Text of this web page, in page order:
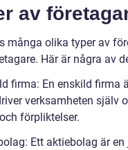
av
många olika typer av
Här är några av
firma: En enskild firma
verksamheten själv
förpliktelser.
Ett aktiebolag är